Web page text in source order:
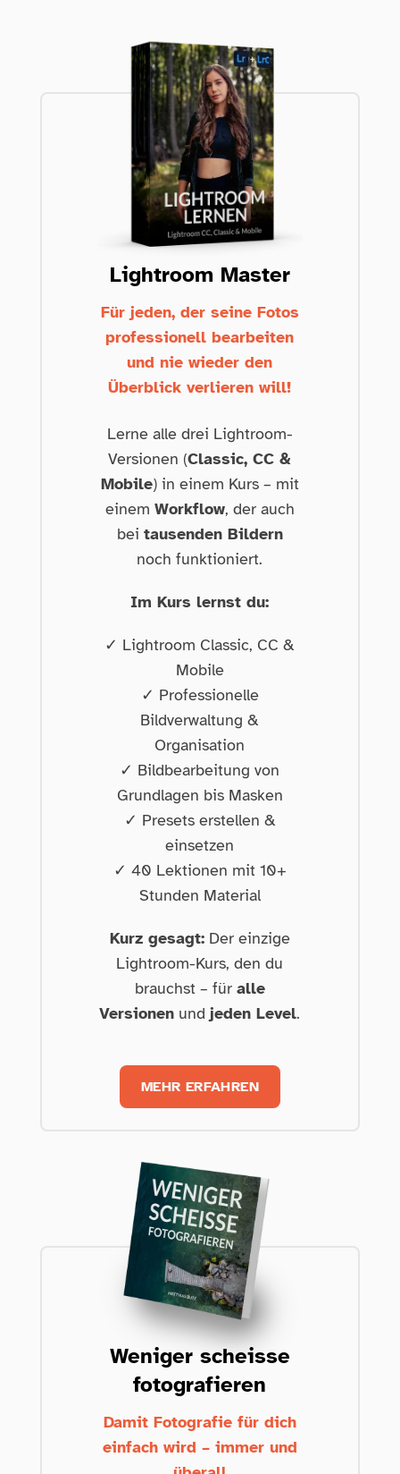
Lightroom Master
Für jeden, der seine Fotos
professionell bearbeiten
und nie wieder den
Überblick verlieren will!
Lerne alle drei Lightroom-
Versionen (Classic, CC &
Mobile) in einem Kurs – mit
einem Workflow, der auch
bei tausenden Bildern
noch funktioniert.
Im Kurs lernst du:
✓ Lightroom Classic, CC &
Mobile
✓ Professionelle
Bildverwaltung &
Organisation
✓ Bildbearbeitung von
Grundlagen bis Masken
✓ Presets erstellen &
einsetzen
✓ 40 Lektionen mit 10+
Stunden Material
Kurz gesagt:Der einzige
Lightroom-Kurs, den du
brauchst – für alle
Versionen undjeden Level.
MEHR ERFAHREN
Weniger scheisse
fotografieren
Damit Fotografie für dich
einfach wird – immer und